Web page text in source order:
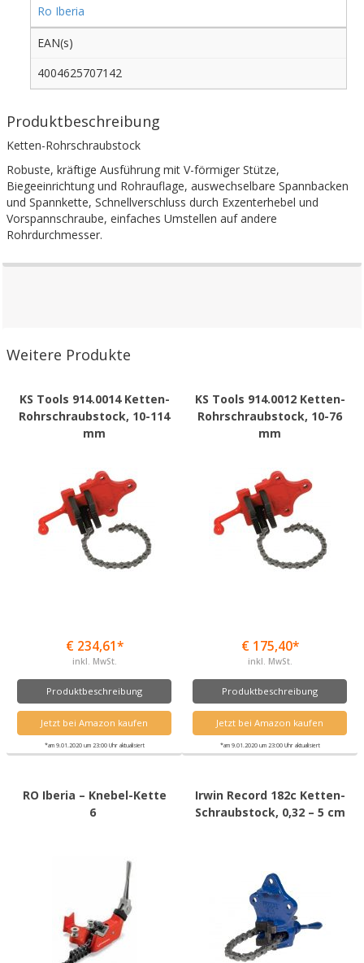
Ro Iberia
EAN(s)
4004625707142
Produktbeschreibung
Ketten-Rohrschraubstock
Robuste, kräftige Ausführung mit V-förmiger Stütze,
Biegeeinrichtung und Rohrauflage, auswechselbare Spannbacken
und Spannkette, Schnellverschluss durch Exzenterhebel und
Vorspannschraube, einfaches Umstellen auf andere
Rohrdurchmesser.
Weitere Produkte
KS Tools 914.0014 Ketten-
Rohrschraubstock, 10-114
mm
€ 234,61*
inkl. MwSt.
Produktbeschreibung
Jetzt bei Amazon kaufen
*am 9.01.2020 um 23:00 Uhr aktualisiert
KS Tools 914.0012 Ketten-
Rohrschraubstock, 10-76
mm
€ 175,40*
inkl. MwSt.
Produktbeschreibung
Jetzt bei Amazon kaufen
*am 9.01.2020 um 23:00 Uhr aktualisiert
RO Iberia – Knebel-Kette
6
Irwin Record 182c Ketten-
Schraubstock, 0,32 – 5 cm